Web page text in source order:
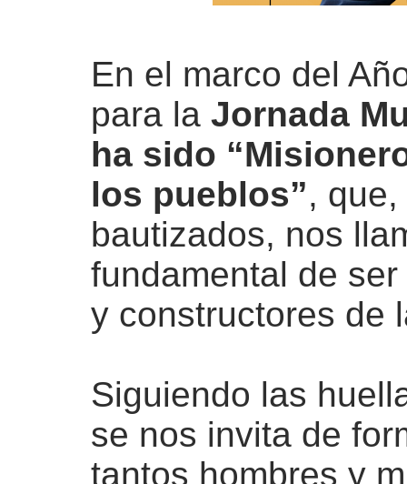
En el marco del
para la Jornada
ha sido
los pueblos”,
bautizados, nos
fundamental de
y constructores de
Siguiendo las
se nos invita de
tantos hombres y